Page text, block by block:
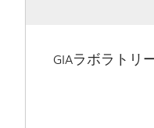
GIAラボラトリ